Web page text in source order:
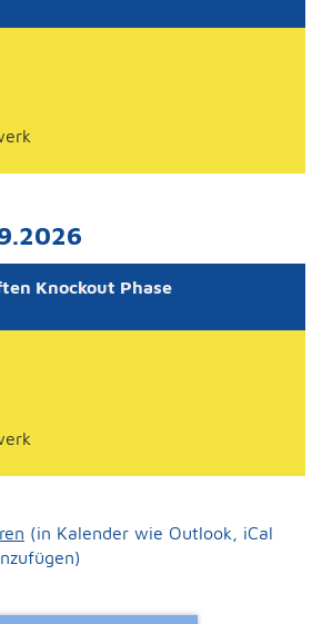
Knockout Phase
(in Kalender wie Outlook, iCal